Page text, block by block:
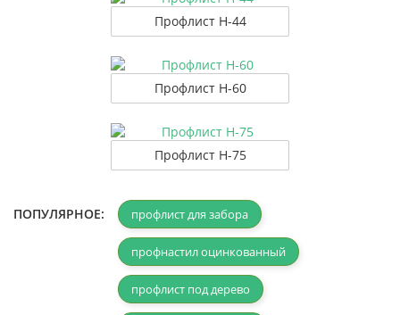
Профлист Н-44
Профлист Н-60
Профлист Н-75
ПОПУЛЯРНОЕ: профлист для забора
профнастил оцинкованный
профлист под дерево